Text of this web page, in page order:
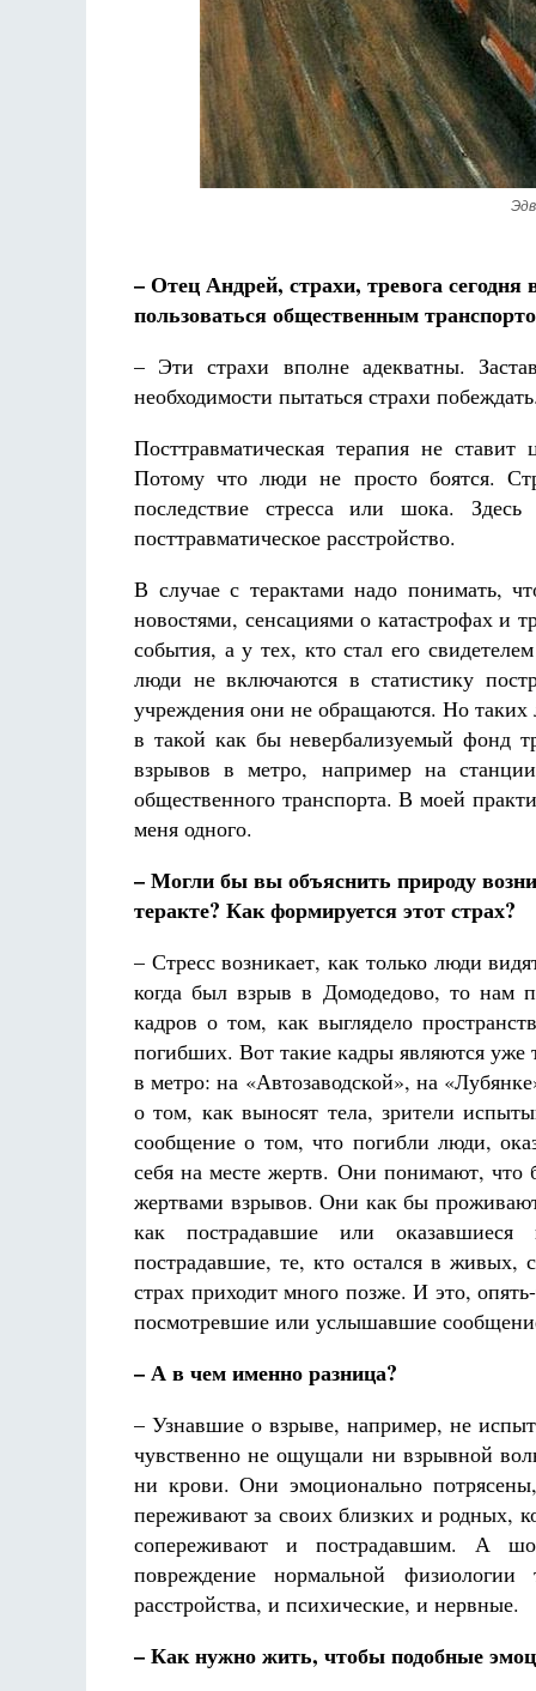
– Отец Андрей, страхи, тревога
пользоваться общественным
– Эти страхи вполне адекватны.
необходимости пытаться страхи побеждать.
Посттравматическая терапия не
Потому что люди не просто боятся.
последствие стресса или шока.
посттравматическое расстройство.
В случае с терактами надо понимать,
новостями, сенсациями о катастрофах и
события, а у тех, кто стал его
люди не включаются в статистику
учреждения они не обращаются. Но таких
в такой как бы невербализуемый фонд
взрывов в метро, например на
общественного транспорта. В моей
меня одного.
– Могли бы вы объяснить природу
теракте? Как формируется этот страх?
– Стресс возникает, как только люди
когда был взрыв в Домодедово, то нам
кадров о том, как выглядело
погибших. Вот такие кадры являются уже
в метро: на «Автозаводской», на
о том, как выносят тела, зрители
сообщение о том, что погибли люди,
себя на месте жертв. Они понимают, что
жертвами взрывов. Они как бы
как пострадавшие или оказавшиеся
пострадавшие, те, кто остался в живых,
страх приходит много позже. И это,
посмотревшие или услышавшие
– А в чем именно разница?
– Узнавшие о взрыве, например, не
чувственно не ощущали ни взрывной
ни крови. Они эмоционально
переживают за своих близких и родных,
сопереживают и пострадавшим. А
повреждение нормальной
расстройства, и психические, и нервные.
– Как нужно жить, чтобы подобные